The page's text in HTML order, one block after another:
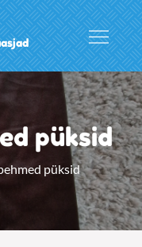
püksid
püksid